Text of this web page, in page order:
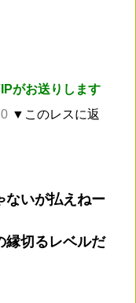
がお送りします
▼このレスに返
ないが払えねー
縁切るレベルだ